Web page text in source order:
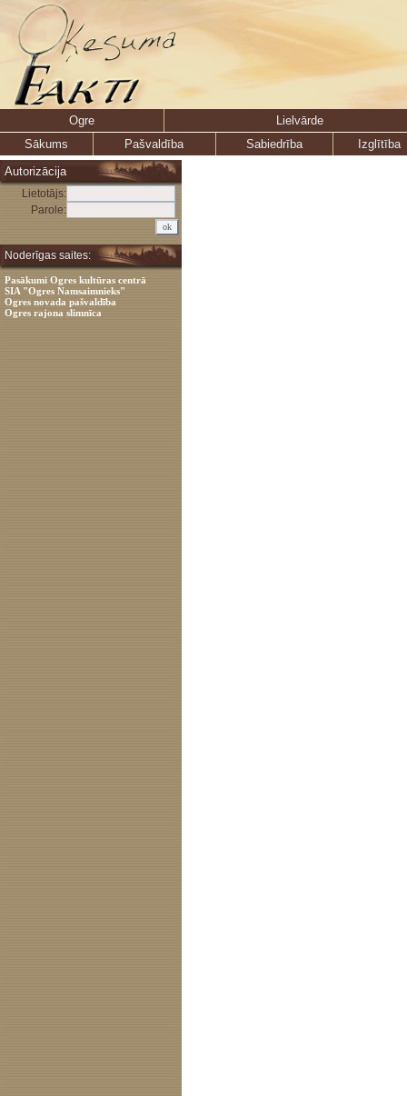
Ogre
Lielvārde
Sākums
Pašvaldība Sabiedrība
Izglītība
Autorizācija
Lietotājs:
Parole:
Noderīgas saites:
Pasākumi Ogres kultūras centrā
SIA "Ogres Namsaimnieks"
Ogres novada pašvaldība
Ogres rajona slimnīca